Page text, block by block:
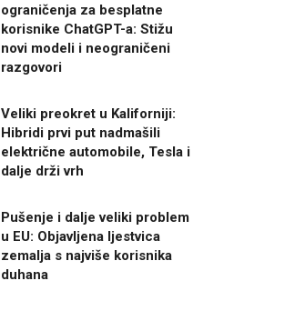
ograničenja za besplatne
korisnike ChatGPT-a: Stižu
novi modeli i neograničeni
razgovori
Veliki preokret u Kaliforniji:
Hibridi prvi put nadmašili
električne automobile, Tesla i
dalje drži vrh
Pušenje i dalje veliki problem
u EU: Objavljena ljestvica
zemalja s najviše korisnika
duhana